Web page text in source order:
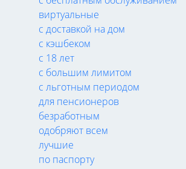
виртуальные
с доставкой на дом
с кэшбеком
с 18 лет
с большим лимитом
с льготным периодом
для пенсионеров
безработным
одобряют всем
лучшие
по паспорту